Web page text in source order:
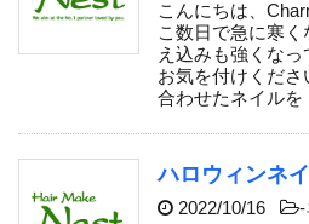
こんにちは、
こ数日で急に寒
え込みも強くな
お気を付けくだ
合わせたネイル
ハロウィンネ
2022/10/16 -